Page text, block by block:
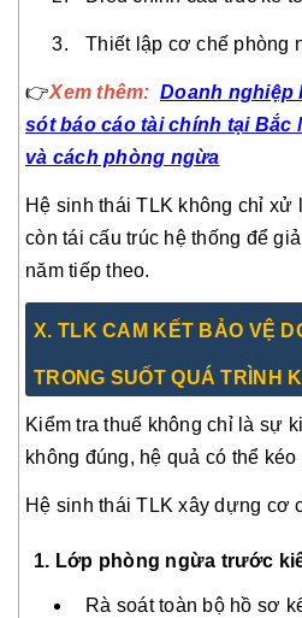
Thiết lập cơ chế phòng
👉Xem thêm: Doanh nghiệp
sót báo cáo tài chính tại Bắc
và cách phòng ngừa
Hệ sinh thái TLK không chỉ xử
còn tái cấu trúc hệ thống để
năm tiếp theo.
X. TLK CAM KẾT BẢO VỆ
TRONG SUỐT QUÁ TRÌNH
Kiểm tra thuế không chỉ là sự
không đúng, hệ quả có thể
Hệ sinh thái TLK xây dựng cơ
1. Lớp phòng ngừa trước
Rà soát toàn bộ hồ sơ